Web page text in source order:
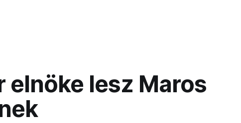
elnöke lesz Maros